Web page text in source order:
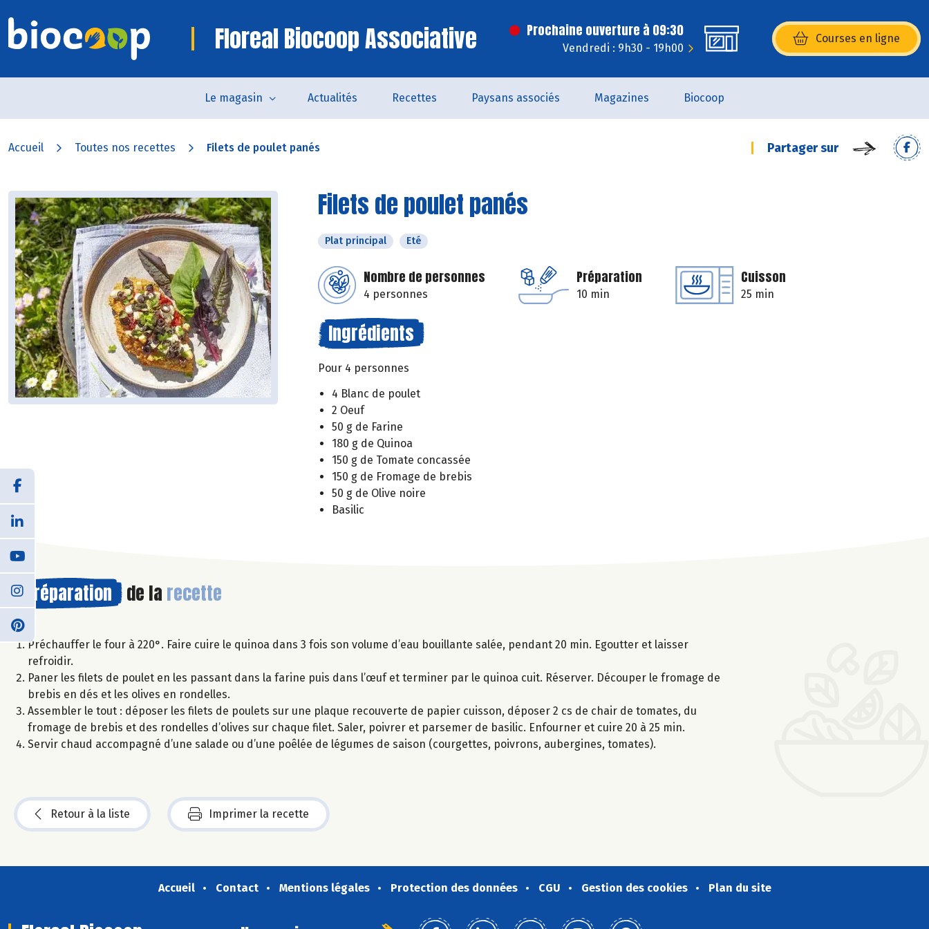
Floreal Biocoop Associative Prochaine ouverture à 09:30
Vendredi : 9h30 - 19h00
Courses en ligne
(s’ouvre dans une nouvelle
Le magasin Actualités Recettes Paysans associés Magazines Biocoop
Accueil Toutes nos recettes Filets de poulet panés Partager sur
Filets de poulet panés
Plat principal Eté
Nombre de personnes
4 personnes
Préparation
10 min
Cuisson
25 min
Ingrédients
Pour 4 personnes
4 Blanc de poulet
2 Oeuf
50 g de Farine
180 g de Quinoa
150 g de Tomate concassée
150 g de Fromage de brebis
50 g de Olive noire
Basilic
Préparation de la recette
Préchauffer le four à 220°. Faire cuire le quinoa dans 3 fois son volume d’eau bouillante salée, pendant 20 min. Egoutter et laisser
refroidir.
Paner les filets de poulet en les passant dans la farine puis dans l’œuf et terminer par le quinoa cuit. Réserver. Découper le fromage de
brebis en dés et les olives en rondelles.
Assembler le tout : déposer les filets de poulets sur une plaque recouverte de papier cuisson, déposer 2 cs de chair de tomates, du
fromage de brebis et des rondelles d’olives sur chaque filet. Saler, poivrer et parsemer de basilic. Enfourner et cuire 20 à 25 min.
Servir chaud accompagné d’une salade ou d’une poêlée de légumes de saison (courgettes, poivrons, aubergines, tomates).
Retour à la liste Imprimer la recette
Accueil Contact Mentions légales Protection des données CGU Gestion des cookies Plan du site